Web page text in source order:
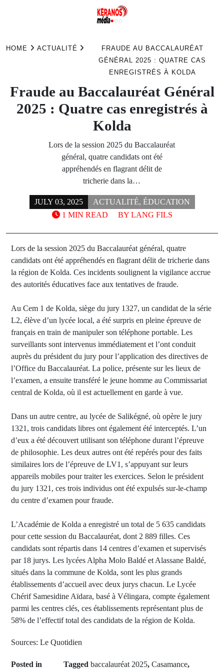
HOME ACTUALITÉ
FRAUDE AU BACCALAURÉAT
GÉNÉRAL 2025 : QUATRE CAS
ENREGISTRÉS À KOLDA
Fraude au Baccalauréat Général
2025 : Quatre cas enregistrés à
Kolda
Lors de la session 2025 du Baccalauréat
général, quatre candidats ont été
appréhendés en flagrant délit de
tricherie dans la…
JULY 03, 2025 ACTUALITÉ, ÉDUCATION
BY LANG FILS
1 MIN READ
Lors de la session 2025 du Baccalauréat général, quatre
candidats ont été appréhendés en flagrant délit de tricherie dans
la région de Kolda. Ces incidents soulignent la vigilance accrue
des autorités éducatives face aux tentatives de fraude.
Au Cem 1 de Kolda, siège du jury 1327, un candidat de la série
L2, élève d’un lycée local, a été surpris en pleine épreuve de
français en train de manipuler son téléphone portable. Les
surveillants sont intervenus immédiatement et l’ont conduit
auprès du président du jury pour l’application des directives de
l’Office du Baccalauréat. La police, présente sur les lieux de
l’examen, a ensuite transféré le jeune homme au Commissariat
central de Kolda, où il est actuellement en garde à vue.
Dans un autre centre, au lycée de Salikégné, où opère le jury
1321, trois candidats libres ont également été interceptés. L’un
d’eux a été découvert utilisant son téléphone durant l’épreuve
de philosophie. Les deux autres ont été repérés pour des faits
similaires lors de l’épreuve de LV1, s’appuyant sur leurs
appareils mobiles pour traiter les exercices. Selon le président
du jury 1321, ces trois individus ont été expulsés sur-le-champ
du centre d’examen pour fraude.
L’Académie de Kolda a enregistré un total de 5 635 candidats
pour cette session du Baccalauréat, dont 2 889 filles. Ces
candidats sont répartis dans 14 centres d’examen et supervisés
par 18 jurys. Les lycées Alpha Molo Baldé et Alassane Baldé,
situés dans la commune de Kolda, sont les plus grands
établissements d’accueil avec deux jurys chacun. Le Lycée
Chérif Samesidine Aïdara, basé à Vélingara, compte également
parmi les centres clés, ces établissements représentant plus de
58% de l’effectif total des candidats de la région de Kolda.
Sources: Le Quotidien
Posted in
Tagged baccalauréat 2025, Casamance,